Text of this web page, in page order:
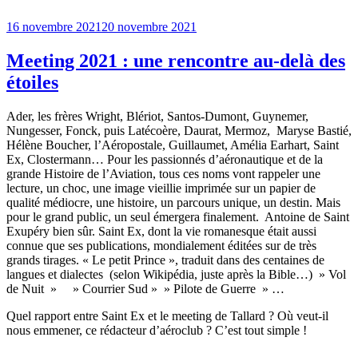
Publié
16 novembre 2021 20 novembre 2021
Meeting 2021 : une rencontre au-delà des
étoiles
Ader, les frères Wright, Blériot, Santos-Dumont, Guynemer,
Nungesser, Fonck, puis Latécoère, Daurat, Mermoz, Maryse Bastié,
Hélène Boucher, l’Aéropostale, Guillaumet, Amélia Earhart, Saint
Ex, Clostermann… Pour les passionnés d’aéronautique et de la
grande Histoire de l’Aviation, tous ces noms vont rappeler une
lecture, un choc, une image vieillie imprimée sur un papier de
qualité médiocre, une histoire, un parcours unique, un destin. Mais
pour le grand public, un seul émergera finalement. Antoine de Saint
Exupéry bien sûr. Saint Ex, dont la vie romanesque était aussi
connue que ses publications, mondialement éditées sur de très
grands tirages. « Le petit Prince », traduit dans des centaines de
langues et dialectes (selon Wikipédia, juste après la Bible…) » Vol
de Nuit » » Courrier Sud » » Pilote de Guerre » …
Quel rapport entre Saint Ex et le meeting de Tallard ? Où veut-il
nous emmener, ce rédacteur d’aéroclub ? C’est tout simple !